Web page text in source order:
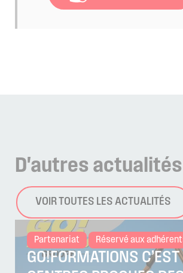
D'autres actualités
VOIR TOUTES LES ACTUALITÉS
Partenariat Réservé aux
GO!FORMATIONS